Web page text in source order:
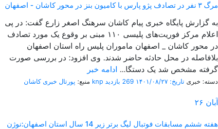
مرگ ۳ نفر در تصادف پژو پارس با کامیون بنز در محور کاشان - اصفهان
به گزارش پایگاه خبری پیام کاشان سرهنگ اصغر زارع گفت: در پی
اعلام مرکز فوریت‌های پلیسی ۱۱۰ مبنی بر وقوع یک مورد تصادف
در محور کاشان _ اصفهان ماموران پلیس راه استان اصفهان
بلافاصله در محل حادثه حاضر شدند. وی افزود: در بررسی صورت
گرفته مشخص شد یک دستگا... ادامه خبر
منبع: پورتال خبری كاشان knp دسته: خبری تاریخ: ۱۴۰۱/۰۸/۲۷ 269 بازدید
۲۶ آبان
هفته ششم مسابقات فوتبال لیگ برتر زیر 14 سال استان اصفهان:نوژن